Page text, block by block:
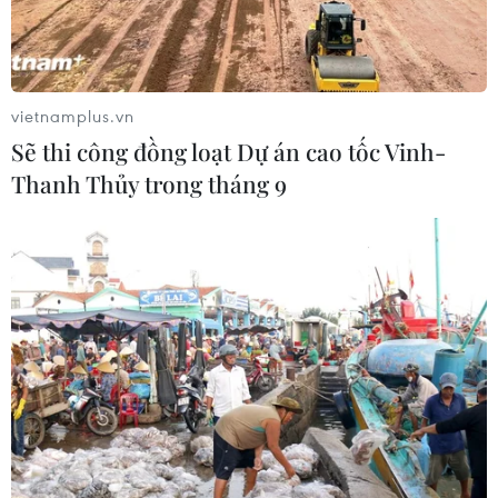
Doanh nghiệp dệt may chuyển đổi xanh, đáp ứng các tiêu
chuẩn cao của thị trường. (Ảnh: PV/Vietnam+)
Với mục tiêu đầy tham vọng đạt kim ngạch xuất
khẩu 47-48 tỷ USD trong năm 2025, ngành dệt
may Việt Nam đang đối mặt với không ít thách
vietnamplus.vn
Sẽ thi công đồng loạt Dự án cao tốc Vinh-
Thanh Thủy trong tháng 9